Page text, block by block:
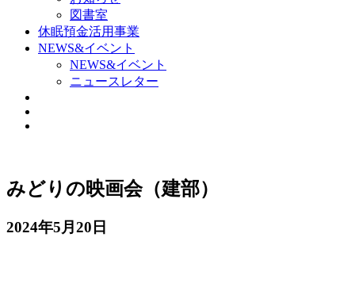
図書室
休眠預金活用事業
NEWS&イベント
NEWS&イベント
ニュースレター
みどりの映画会（建部）
2024年5月20日